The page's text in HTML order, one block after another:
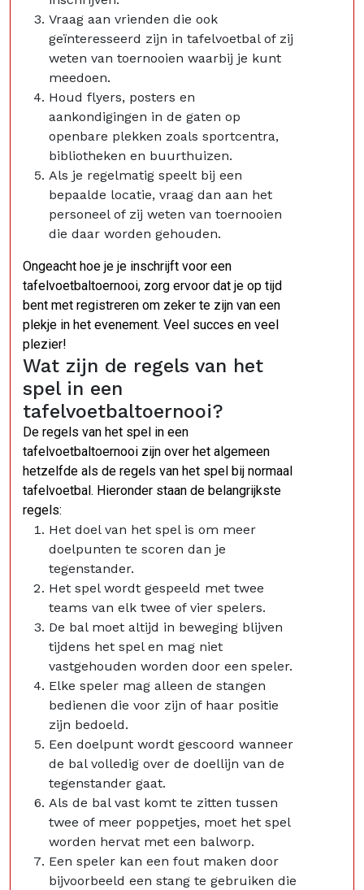
Vraag aan vrienden die ook
geïnteresseerd zijn in tafelvoetbal of zij
weten van toernooien waarbij je kunt
meedoen.
Houd flyers, posters en
aankondigingen in de gaten op
openbare plekken zoals sportcentra,
bibliotheken en buurthuizen.
Als je regelmatig speelt bij een
bepaalde locatie, vraag dan aan het
personeel of zij weten van toernooien
die daar worden gehouden.
Ongeacht hoe je je inschrijft voor een
tafelvoetbaltoernooi, zorg ervoor dat je op tijd
bent met registreren om zeker te zijn van een
plekje in het evenement. Veel succes en veel
plezier!
Wat zijn de regels van het
spel in een
tafelvoetbaltoernooi?
De regels van het spel in een
tafelvoetbaltoernooi zijn over het algemeen
hetzelfde als de regels van het spel bij normaal
tafelvoetbal. Hieronder staan de belangrijkste
regels:
Het doel van het spel is om meer
doelpunten te scoren dan je
tegenstander.
Het spel wordt gespeeld met twee
teams van elk twee of vier spelers.
De bal moet altijd in beweging blijven
tijdens het spel en mag niet
vastgehouden worden door een speler.
Elke speler mag alleen de stangen
bedienen die voor zijn of haar positie
zijn bedoeld.
Een doelpunt wordt gescoord wanneer
de bal volledig over de doellijn van de
tegenstander gaat.
Als de bal vast komt te zitten tussen
twee of meer poppetjes, moet het spel
worden hervat met een balworp.
Een speler kan een fout maken door
bijvoorbeeld een stang te gebruiken die